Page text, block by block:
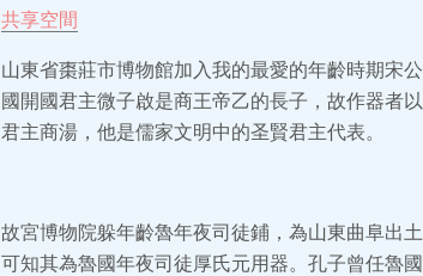
共享空間
山東省棗莊市博物館加入我的最愛的年齡時期宋公
國開國君主微子啟是商王帝乙的長子，故作器者
君主商湯，他是儒家文明中的圣賢君主代表。
故宮博物院躲年齡魯年夜司徒鋪，為山東曲阜出
可知其為魯國年夜司徒厚氏元用器。孔子曾任魯